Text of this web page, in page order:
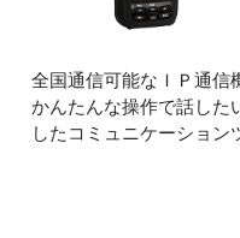
全国通信可能なＩＰ通信
かんたんな操作で話した
したコミュニケーション